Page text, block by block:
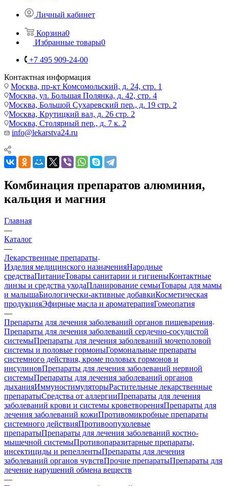
Личный кабинет
Корзина0
Избранные товары0
+7 495 909-24-00
Контактная информация
Москва, пр-кт Комсомольский, д. 24, стр. 1
Москва, ул. Большая Полянка, д. 42, стр. 4
Москва, Большой Сухаревский пер., д. 19 стр. 2
Москва, Крутицкий вал, д. 26 стр. 2
Москва, Столярный пер., д. 7 к. 2
info@lekarstva24.ru
Комбинация препаратов алюминия,
кальция и магния
Главная
—
Каталог
—
Лекарственные препараты
Изделия медицинского назначенияНародные
средстваПитаниеТовары санитарии и гигиеныКонтактные
линзы и средства уходаПланирование семьиТовары для мамы
и малышаБиологически-активные добавкиКосметическая
продукцияЭфирные масла и ароматерапияГомеопатия
—
Препараты для лечения заболеваний органов пищеварения
Препараты для лечения заболеваний сердечно-сосудистой
системыПрепараты для лечения заболеваний мочеполовой
системы и половые гормоныГормональные препараты
системного действия, кроме половых гормонов и
инсулиновПрепараты для лечения заболеваний нервной
системыПрепараты для лечения заболеваний органов
дыханияИммуностимуляторыРастительные лекарственные
препаратыСредства от аллергииПрепараты для лечения
заболеваний крови и системы кроветворенияПрепараты для
лечения заболеваний кожиПротивомикробные препараты
системного действияПротивоопухолевые
препаратыПрепараты для лечения заболеваний костно-
мышечной системыПротивопаразитарные препараты,
инсектициды и репеллентыПрепараты для лечения
заболеваний органов чувствПрочие препаратыПрепараты для
лечение нарушений обмена веществ
—